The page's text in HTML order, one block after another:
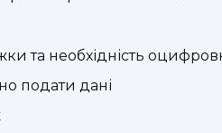
та необхідність
подати дані